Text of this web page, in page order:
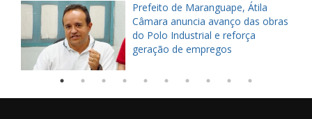
Prefeito de Maranguape, Átila
Câmara anuncia avanço das obras
do Polo Industrial e reforça
geração de empregos